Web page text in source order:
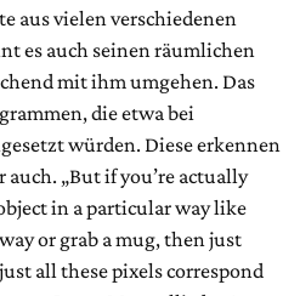
aus vielen verschiedenen
es auch seinen räumlichen
mit ihm umgehen. Das
die etwa bei
würden. Diese erkennen
„But if you’re actually
in a particular way like
or grab a mug, then just
all these pixels correspond